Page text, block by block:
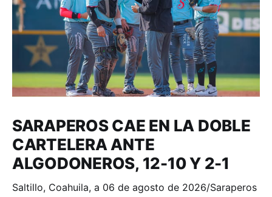
SARAPEROS CAE EN LA DOBLE
CARTELERA ANTE
ALGODONEROS, 12-10 Y 2-1
Saltillo, Coahuila, a 06 de agosto de 2026/Saraperos